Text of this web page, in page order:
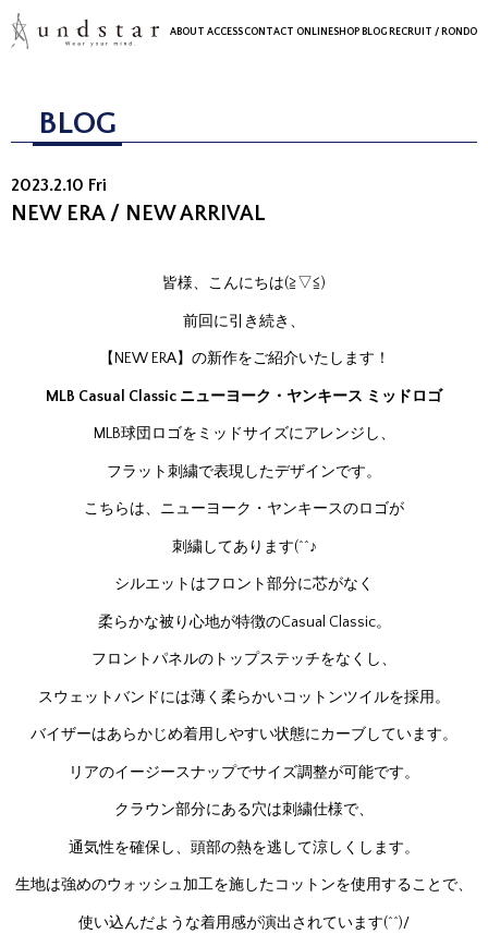
ABOUT ACCESSCONTACT ONLINESHOP BLOG RECRUIT / RONDO
BLOG
2023.2.10 Fri
NEW ERA / NEW ARRIVAL
皆様、こんにちは(≧▽≦)
前回に引き続き、
【NEW ERA】の新作をご紹介いたします！
MLB Casual Classic ニューヨーク・ヤンキース ミッドロゴ
MLB球団ロゴをミッドサイズにアレンジし、
フラット刺繍で表現したデザインです。
こちらは、ニューヨーク・ヤンキースのロゴが
刺繍してあります(^^♪
シルエットはフロント部分に芯がなく
柔らかな被り心地が特徴のCasual Classic。
フロントパネルのトップステッチをなくし、
スウェットバンドには薄く柔らかいコットンツイルを採用。
バイザーはあらかじめ着用しやすい状態にカーブしています。
リアのイージースナップでサイズ調整が可能です。
クラウン部分にある穴は刺繍仕様で、
通気性を確保し、頭部の熱を逃して涼しくします。
生地は強めのウォッシュ加工を施したコットンを使用することで、
使い込んだような着用感が演出されています(^^)/